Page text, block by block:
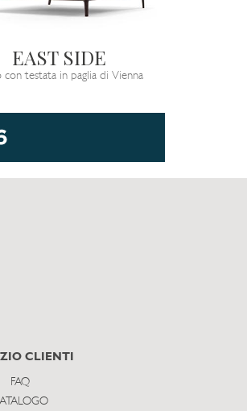
EAST SIDE
con testata in paglia di Vienna
CLIENTI
FAQ